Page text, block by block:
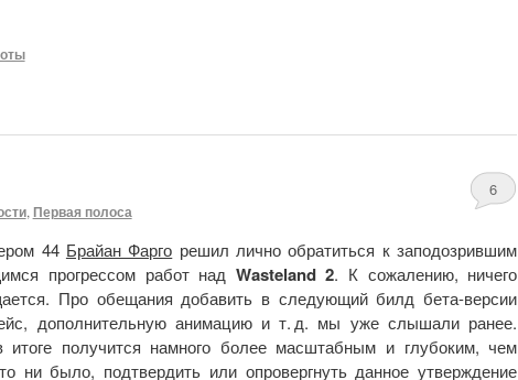
, Первая полоса
6
44 Брайан Фарго решил лично обратиться к заподозрившим
прогрессом работ над Wasteland 2. К сожалению, ничего
Про обещания добавить в следующий билд бета-версии
дополнительную анимацию и т. д. мы уже слышали ранее.
итоге получится намного более масштабным и глубоким, чем
ни было, подтвердить или опровергнуть данное утверждение